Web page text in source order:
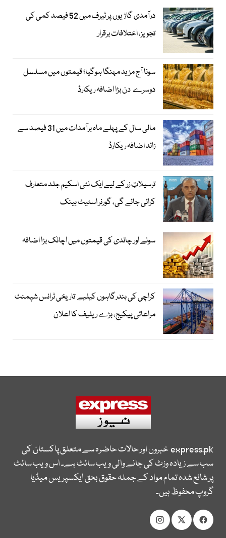
درآمدی گاڑیوں پر ٹیرف میں 52 فیصد کمی کی
تجویز، اختلافات برقرار
سونا آج مزید مہنگا ہوگیا؛ قیمتوں میں مسلسل
دوسرے دن بڑا اضافہ ریکارڈ
مالی سال کے پہلے ماہ برآمدات میں 31 فیصد سے
زائد اضافہ ریکارڈ
ترسیلاتِ زر کے لیے ایک نئی اسکیم جلد متعارف
کرائی جائے گی، گورنر اسٹیٹ بینک
سونے اور چاندی کی قیمتوں میں اچانک بڑا اضافہ
کراچی کی بندرگاہوں کیلیے تاریخی ٹرانس شپمنٹ
مراعاتی پیکیج، بڑے ریلیف کا اعلان
express.pkخبروں اور حالات حاضرہ سے متعلق پاکستان کی
سب سے زیادہ وزٹ کی جانے والی ویب سائٹ ہے۔ اس ویب سائٹ
پر شائع شدہ تمام مواد کے جملہ حقوق بحق ایکسپریس میڈیا
گروپ محفوظ ہیں۔